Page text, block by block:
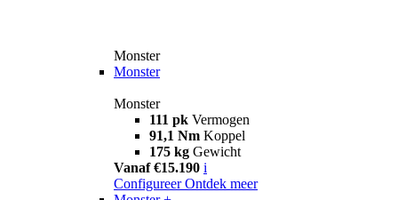
Monster
Monster
Monster
111 pk Vermogen
91,1 Nm Koppel
175 kg Gewicht
Vanaf €15.190 i
Configureer Ontdek meer